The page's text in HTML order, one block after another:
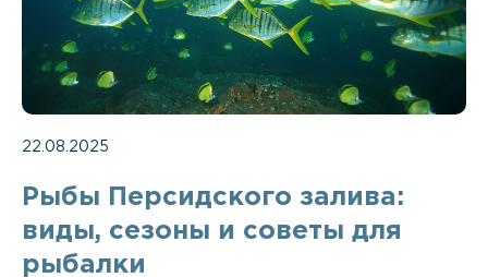
22.08.2025
Рыбы Персидского залива:
виды, сезоны и советы для
рыбалки